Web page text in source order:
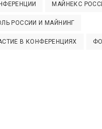
МАЙНЕКС
РОССИИ И МАЙНИНГ
В КОНФЕРЕНЦИЯХ